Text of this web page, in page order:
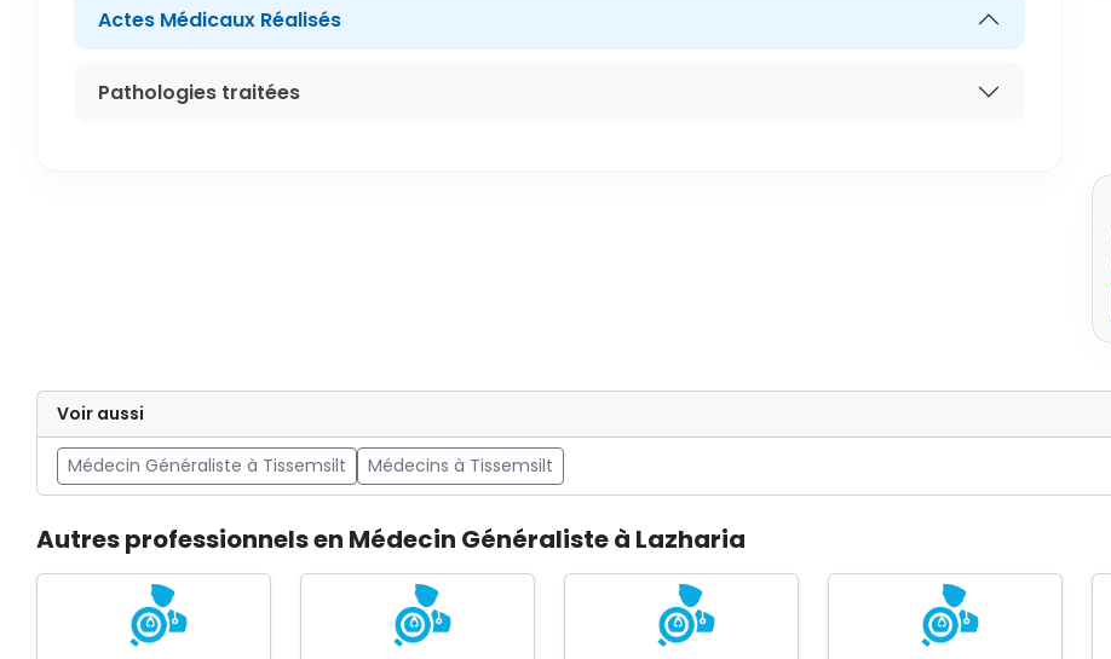
Actes Médicaux Réalisés
Pathologies traitées
Voir aussi
Médecin Généraliste à Tissemsilt Médecins à Tissemsilt
Autres professionnels en Médecin Généraliste à Lazharia